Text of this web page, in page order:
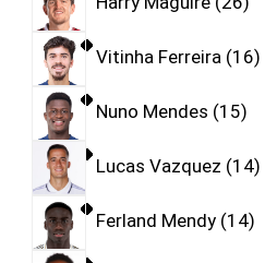
Vitinha Ferreira 16
Nuno Mendes 15
Lucas Vazquez 14
Ferland Mendy 14